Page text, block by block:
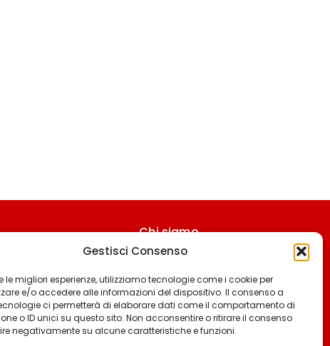
Gestisci Consenso
le migliori esperienze, utilizziamo tecnologie come i cookie per
e/o accedere alle informazioni del dispositivo. Il consenso a
ci permetterà di elaborare dati come il comportamento di
o ID unici su questo sito. Non acconsentire o ritirare il consenso
negativamente su alcune caratteristiche e funzioni.
Chi siamo
Contattaci
Termini & Condizioni
Cookie policy
Privacy policy